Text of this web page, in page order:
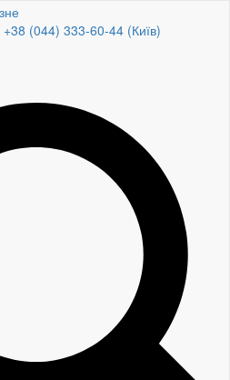
+38 (044) 333-60-44 (Київ)